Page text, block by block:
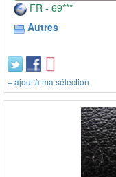
FR - 69***
Autres
+ ajout à ma sélection